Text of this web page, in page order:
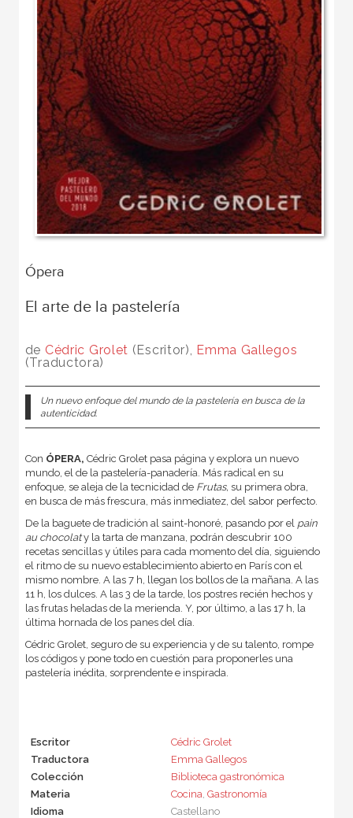
Ópera
El arte de la pastelería
de Cédric Grolet (Escritor), Emma Gallegos
(Traductora)
Un nuevo enfoque del mundo de la pastelería en busca de la
autenticidad.
Con ÓPERA, Cédric Grolet pasa página y explora un nuevo
mundo, el de la pastelería-panadería. Más radical en su
enfoque, se aleja de la tecnicidad de Frutas, su primera obra,
en busca de más frescura, más inmediatez, del sabor perfecto.
De la baguete de tradición al saint-honoré, pasando por el pain
au chocolaty la tarta de manzana, podrán descubrir 100
recetas sencillas y útiles para cada momento del día, siguiendo
el ritmo de su nuevo establecimiento abierto en París con el
mismo nombre. A las 7 h, llegan los bollos de la mañana. A las
11 h, los dulces. A las 3 de la tarde, los postres recién hechos y
las frutas heladas de la merienda. Y, por último, a las 17 h, la
última hornada de los panes del día.
Cédric Grolet, seguro de su experiencia y de su talento, rompe
los códigos y pone todo en cuestión para proponerles una
pastelería inédita, sorprendente e inspirada.
Escritor
Cédric Grolet
Traductora
Emma Gallegos
Colección
Biblioteca gastronómica
Materia
Cocina Gastronomía
Idioma
Castellano